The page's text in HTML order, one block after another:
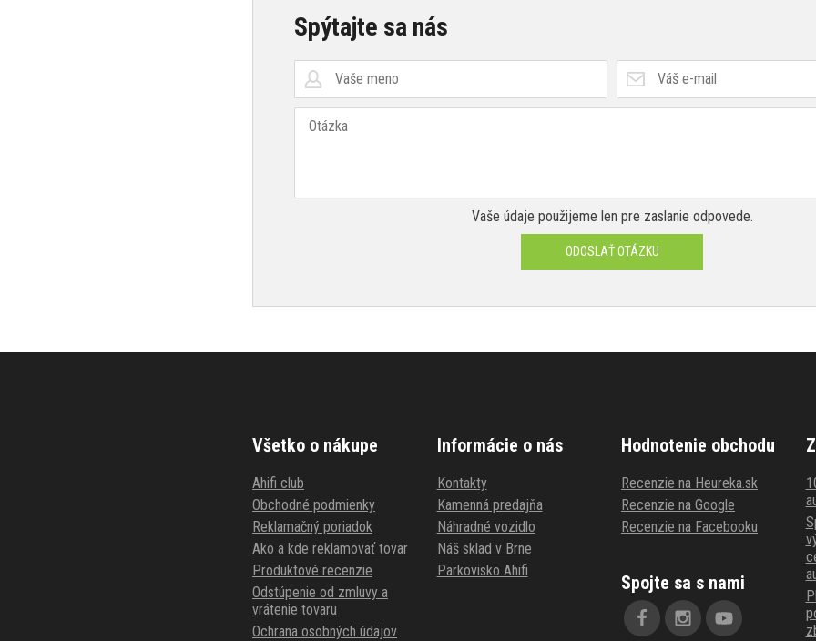
Spýtajte sa nás
Vaše údaje použijeme len pre zaslanie odpovede.
ODOSLAŤ OTÁZKU
Všetko o nákupe
Ahifi club
Obchodné podmienky
Reklamačný poriadok
Ako a kde reklamovať tovar
Produktové recenzie
Odstúpenie od zmluvy a
vrátenie tovaru
Ochrana osobných údajov
Informácie o nás
Kontakty
Kamenná predajňa
Náhradné vozidlo
Náš sklad v Brne
Parkovisko Ahifi
Hodnotenie obchodu
Recenzie na Heureka.sk
Recenzie na Google
Recenzie na Facebooku
Spojte sa s nami